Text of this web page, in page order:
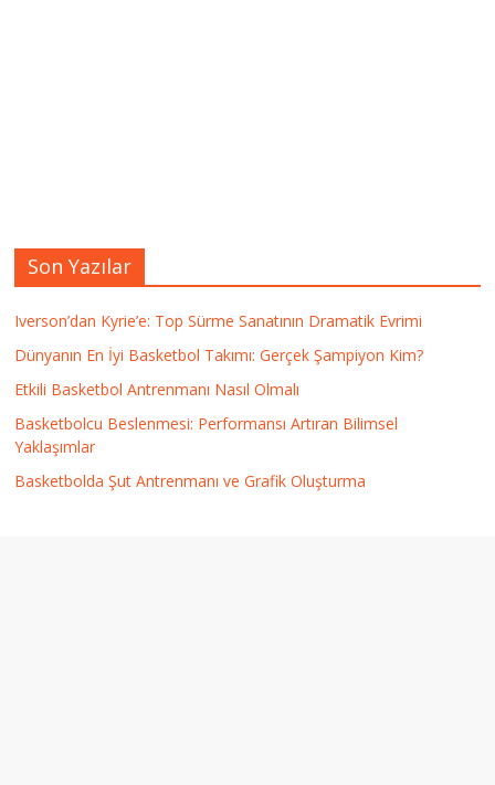
Son Yazılar
Iverson’dan Kyrie’e: Top Sürme Sanatının Dramatik Evrimi
Dünyanın En İyi Basketbol Takımı: Gerçek Şampiyon Kim?
Etkili Basketbol Antrenmanı Nasıl Olmalı
Basketbolcu Beslenmesi: Performansı Artıran Bilimsel
Yaklaşımlar
Basketbolda Şut Antrenmanı ve Grafik Oluşturma